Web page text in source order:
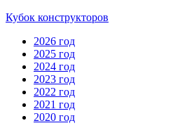
Кубок конструкторов
2026 год
2025 год
2024 год
2023 год
2022 год
2021 год
2020 год